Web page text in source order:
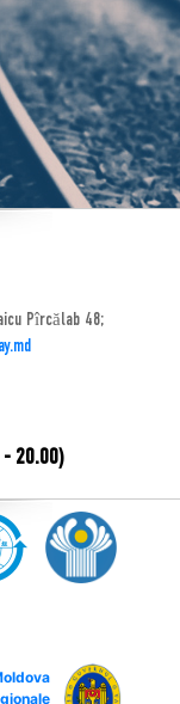
Pîrcălab 48;
20.00)